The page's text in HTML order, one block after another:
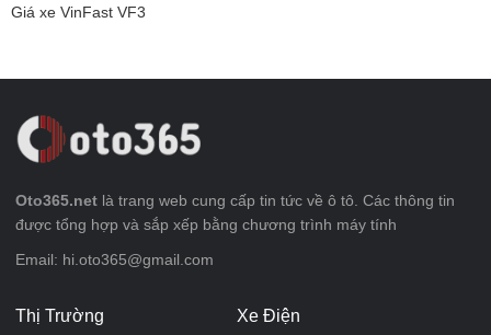
Giá xe VinFast VF3
Oto365.net là trang web cung cấp tin tức về ô tô. Các thông tin
được tổng hợp và sắp xếp bằng chương trình máy tính
Email: hi.oto365@gmail.com
Thị Trường Xe Điện